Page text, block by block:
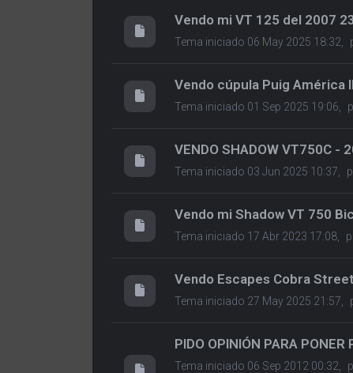
Vendo mi VT 125 del 2007
Tema iniciado 06 May 2025 18:32,
Vendo cúpula Puig América
Tema iniciado 01 Sep 2025 19:06,
VENDO SHADOW VT750C -
Tema iniciado 03 Jun 2025 10:37,
Vendo mi Shadow VT 750
Tema iniciado 17 Abr 2023 17:08,
Vendo Escapes Cobra
Tema iniciado 27 May 2025 21:57,
PIDO OPINIÓN PARA
Tema iniciado 06 Sep 2012 00:32,